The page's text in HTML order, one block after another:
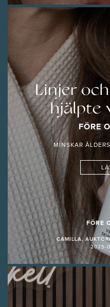
Linjer
hjälpte
FÖRE
MINSKAR
FÖRE
CAMILLA,
2025-